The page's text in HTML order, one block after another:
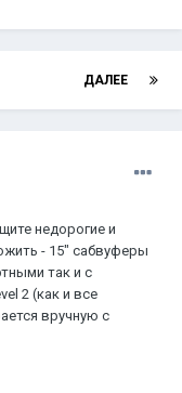
ДАЛЕЕ
недорогие и
- 15" сабвуферы
так и с
2 (как и все
вручную с